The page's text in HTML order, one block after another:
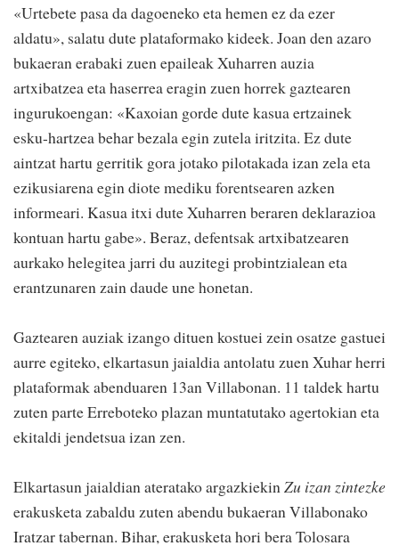
«Urtebete pasa da dagoeneko eta hemen ez da ezer
aldatu», salatu dute plataformako kideek. Joan den azaro
bukaeran erabaki zuen epaileak Xuharren auzia
artxibatzea eta haserrea eragin zuen horrek gaztearen
ingurukoengan: «Kaxoian gorde dute kasua ertzainek
esku-hartzea behar bezala egin zutela iritzita. Ez dute
aintzat hartu gerritik gora jotako pilotakada izan zela eta
ezikusiarena egin diote mediku forentsearen azken
informeari. Kasua itxi dute Xuharren beraren deklarazioa
kontuan hartu gabe». Beraz, defentsak artxibatzearen
aurkako helegitea jarri du auzitegi probintzialean eta
erantzunaren zain daude une honetan.
Gaztearen auziak izango dituen kostuei zein osatze gastuei
aurre egiteko, elkartasun jaialdia antolatu zuen Xuhar herri
plataformak abenduaren 13an Villabonan. 11 taldek hartu
zuten parte Erreboteko plazan muntatutako agertokian eta
ekitaldi jendetsua izan zen.
Elkartasun jaialdian ateratako argazkiekin Zu izan zintezke
erakusketa zabaldu zuten abendu bukaeran Villabonako
Iratzar tabernan. Bihar, erakusketa hori bera Tolosara